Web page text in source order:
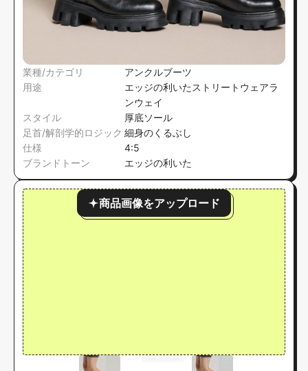
業種/カテゴリ
アンクルブーツ
用途
エッジの利いたストリートウェアラ
ンウェイ
スタイル
厚底ソール
足首/解剖学的ロジック 細身のくるぶし
仕様
4:5
ブランドトーン
エッジの利いた
商品画像をアップロード